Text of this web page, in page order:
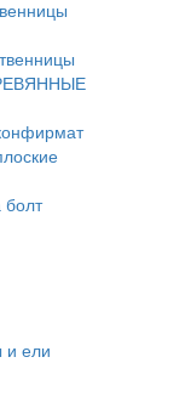
и ели